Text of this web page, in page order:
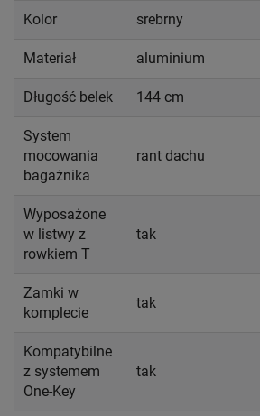
Kolor srebrny
Materiał aluminium
Długość belek 144 cm
System
mocowania
bagażnika
rant dachu
Wyposażone
w listwy z
rowkiem T
tak
Zamki w
komplecie
tak
Kompatybilne
z systemem
One-Key
tak